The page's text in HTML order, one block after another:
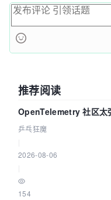
推荐阅读
OpenTelemetry 社区太
eBPF 链路了
乒乓狂魔
2026-08-06
154